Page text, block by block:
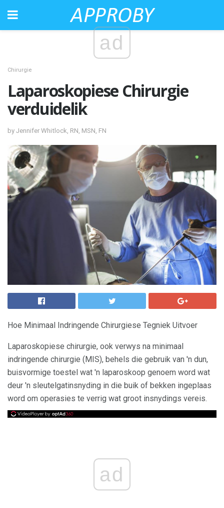
ad
Chirurgie
Laparoskopiese Chirurgie
verduidelik
by Jennifer Whitlock, RN, MSN, FN
Hoe Minimaal Indringende Chirurgiese Tegniek Uitvoer
Laparoskopiese chirurgie, ook verwys na minimaal
indringende chirurgie (MIS), behels die gebruik van 'n dun,
buisvormige toestel wat 'n laparoskoop genoem word wat
deur 'n sleutelgatinsnyding in die buik of bekken ingeplaas
word om operasies te verrig wat groot insnydings vereis.
ad